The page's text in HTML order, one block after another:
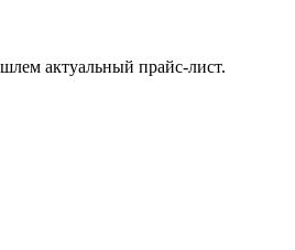
актуальный прайс-лист.